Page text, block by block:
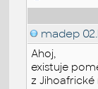
madep
Ahoj,
existuje
z Jihoafrické